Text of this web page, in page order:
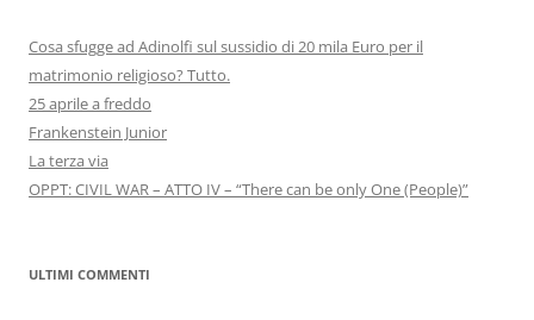
Cosa sfugge ad Adinolfi sul sussidio di 20 mila Euro per il
matrimonio religioso? Tutto.
25 aprile a freddo
Frankenstein Junior
La terza via
OPPT: CIVIL WAR – ATTO IV – “There can be only One (People)”
ULTIMI COMMENTI